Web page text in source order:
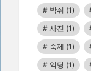
박쥐 (1)
사진 (1)
숙제 (1)
악당 (1)